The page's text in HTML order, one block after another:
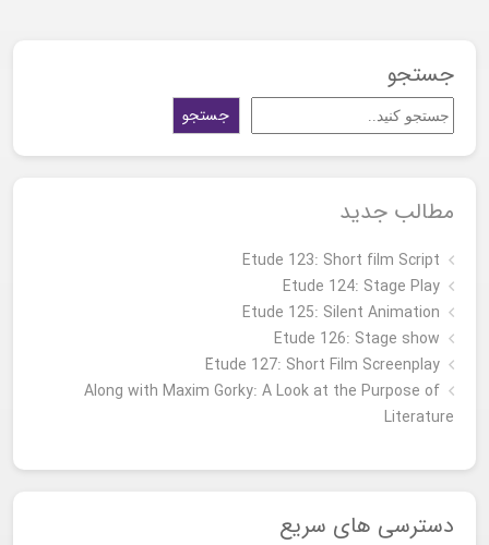
جستجو
جستجو
مطالب جدید
Etude 123: Short film Script
Etude 124: Stage Play
Etude 125: Silent Animation
Etude 126: Stage show
Étude 127: Short Film Screenplay
Along with Maxim Gorky: A Look at the Purpose of
Literature
دسترسی های سریع